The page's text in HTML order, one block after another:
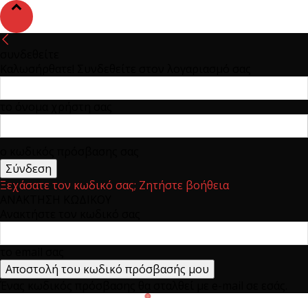
Ξεχάσατε τον κωδικό σας; Ζητήστε βοήθεια